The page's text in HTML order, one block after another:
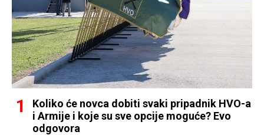
Koliko će novca dobiti svaki pripadnik HVO-a
i Armije i koje su sve opcije moguće? Evo
odgovora